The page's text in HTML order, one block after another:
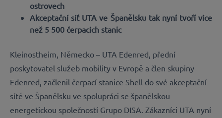
ostrovech
Akceptační síť UTA ve Španělsku tak nyní tvoří více
než 5 500 čerpacích stanic
Kleinostheim, Německo – UTA Edenred, přední
poskytovatel služeb mobility v Evropě a člen skupiny
Edenred, začlenil čerpací stanice Shell do své akceptační
sítě ve Španělsku ve spolupráci se španělskou
energetickou společností Grupo DISA. Zákazníci UTA nyní